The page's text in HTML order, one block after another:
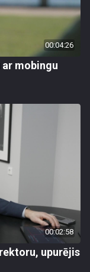
00:04:26
mobingu
00:02:58
upurējis